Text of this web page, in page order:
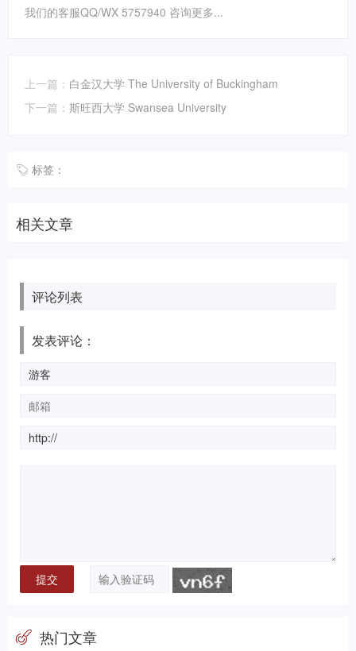
我们的客服QQ/WX 5757940 咨询更多...
上一篇： 白金汉大学 The University of Buckingham
下一篇： 斯旺西大学 Swansea University
标签：
相关文章
评论列表
发表评论：
热门文章